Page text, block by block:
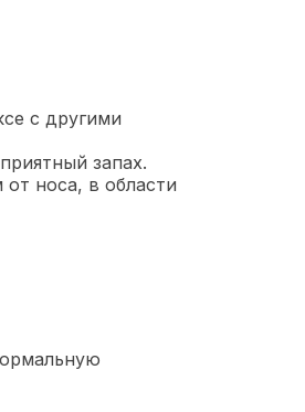
с другими
запах.
от носа, в области